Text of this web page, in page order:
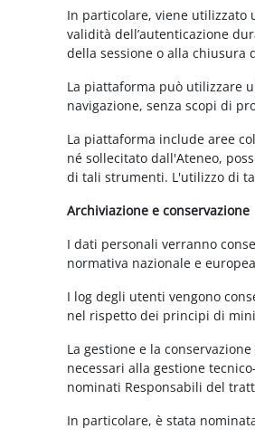
In particolare, viene utilizzato
validità dell’autenticazione
della sessione o alla chiusura
La piattaforma può utilizzare
navigazione, senza scopi di
La piattaforma include aree
né sollecitato dall'Ateneo,
di tali strumenti. L'utilizzo di
Archiviazione e conservazione
I dati personali verranno
normativa nazionale e
I log degli utenti vengono
nel rispetto dei principi di
La gestione e la
necessari alla gestione
nominati Responsabili del
In particolare, è stata